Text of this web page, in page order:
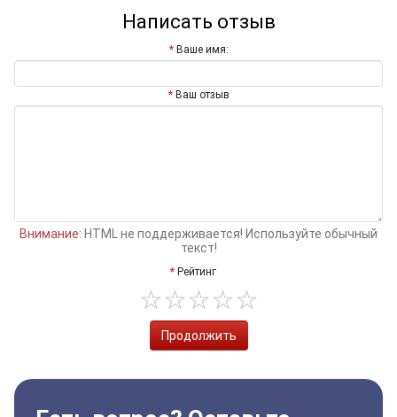
Написать отзыв
Ваше имя:
Ваш отзыв
Внимание: HTML не поддерживается! Используйте обычный
текст!
Рейтинг
Продолжить